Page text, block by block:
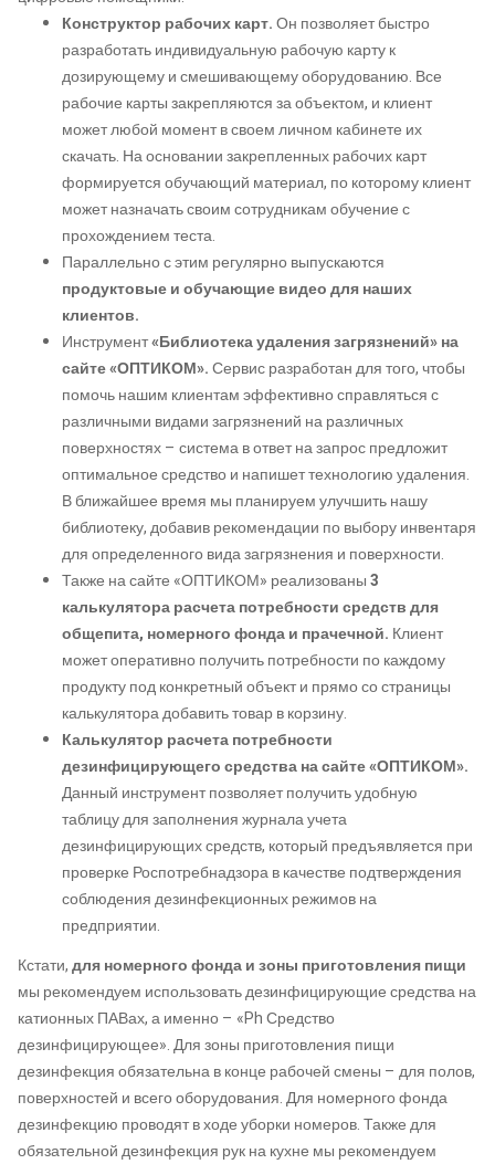
Конструктор рабочих карт.Он позволяет быстро
разработать индивидуальную рабочую карту к
дозирующему и смешивающему оборудованию. Все
рабочие карты закрепляются за объектом, и клиент
может любой момент в своем личном кабинете их
скачать. На основании закрепленных рабочих карт
формируется обучающий материал, по которому клиент
может назначать своим сотрудникам обучение с
прохождением теста.
Параллельно с этим регулярно выпускаются
продуктовые и обучающие видео для наших
клиентов.
Инструмент«Библиотека удаления загрязнений» на
сайте «ОПТИКОМ».Сервис разработан для того, чтобы
помочь нашим клиентам эффективно справляться с
различными видами загрязнений на различных
поверхностях – система в ответ на запрос предложит
оптимальное средство и напишет технологию удаления.
В ближайшее время мы планируем улучшить нашу
библиотеку, добавив рекомендации по выбору инвентаря
для определенного вида загрязнения и поверхности.
Также на сайте «ОПТИКОМ» реализованы3
калькулятора расчета потребности средств для
общепита, номерного фонда и прачечной. Клиент
может оперативно получить потребности по каждому
продукту под конкретный объект и прямо со страницы
калькулятора добавить товар в корзину.
Калькулятор расчета потребности
дезинфицирующего средства на сайте «ОПТИКОМ».
Данный инструмент позволяет получить удобную
таблицу для заполнения журнала учета
дезинфицирующих средств, который предъявляется при
проверке Роспотребнадзора в качестве подтверждения
соблюдения дезинфекционных режимов на
предприятии.
Кстати,для номерного фонда и зоны приготовления пищи
мы рекомендуем использовать дезинфицирующие средства на
катионных ПАВах, а именно – «Ph Средство
дезинфицирующее». Для зоны приготовления пищи
дезинфекция обязательна в конце рабочей смены – для полов,
поверхностей и всего оборудования. Для номерного фонда
дезинфекцию проводят в ходе уборки номеров. Также для
обязательной дезинфекция рук на кухне мы рекомендуем